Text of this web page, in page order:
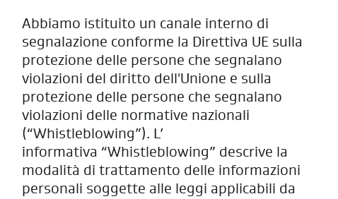
Abbiamo istituito un canale interno di
segnalazione conforme la Direttiva UE sulla
protezione delle persone che segnalano
violazioni del diritto dell'Unione e sulla
protezione delle persone che segnalano
violazioni delle normative nazionali
(“Whistleblowing”). L’
informativa “Whistleblowing” descrive la
modalità di trattamento delle informazioni
personali soggette alle leggi applicabili da